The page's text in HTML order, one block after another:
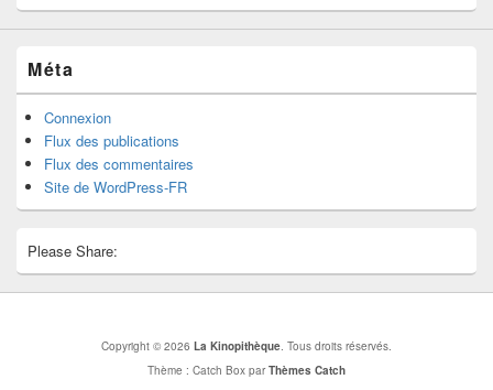
Méta
Connexion
Flux des publications
Flux des commentaires
Site de WordPress-FR
Please Share:
Copyright © 2026 La Kinopithèque. Tous droits réservés.
Thème : Catch Box parThèmes Catch